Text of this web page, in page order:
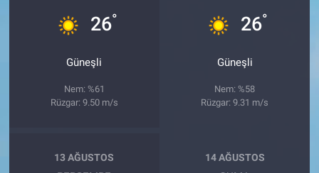
26°
Güneşli
Nem: %61
Rüzgar: 9.50 m/s
26°
Güneşli
Nem: %58
Rüzgar: 9.31 m/s
13 AĞUSTOS 14 AĞUSTOS